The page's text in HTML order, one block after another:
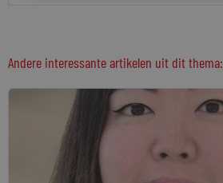
Andere interessante artikelen uit dit thema: